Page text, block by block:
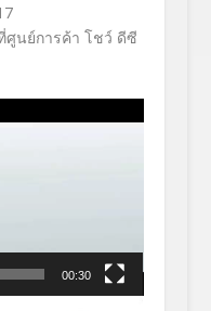
ศูนย์การค้า โชว์ ดีซี
00:30